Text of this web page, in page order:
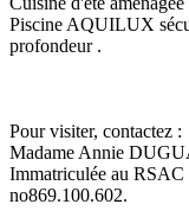
Piscine AQUILUX
profondeur .
Pour visiter, contactez :
Madame Annie
Immatriculée au
no869.100.602.